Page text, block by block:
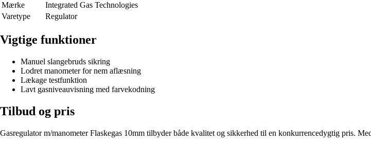
Mærke
Integrated Gas Technologies
Varetype
Regulator
Vigtige funktioner
Manuel slangebruds sikring
Lodret manometer for nem aflæsning
Lækage testfunktion
Lavt gasniveauvisning med farvekodning
Tilbud og pris
Gasregulator m/manometer Flaskegas 10mm tilbyder både kvalitet og sikkerhed til en konkurrencedygtig pris.